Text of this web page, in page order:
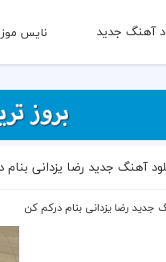
آهنگ جدید نایس
آهنگ جدید رضا یزدانی
جدید رضا یزدانی بنام درکم کن